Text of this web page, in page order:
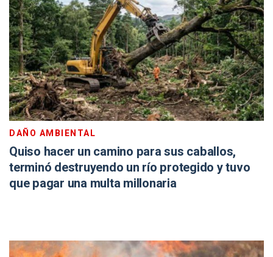
DAÑO AMBIENTAL
Quiso hacer un camino para sus caballos,
terminó destruyendo un río protegido y tuvo
que pagar una multa millonaria